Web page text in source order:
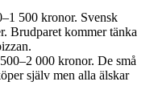
500 kronor. Svensk
Brudparet kommer tänka
500–2 000 kronor. De små
själv men alla älskar